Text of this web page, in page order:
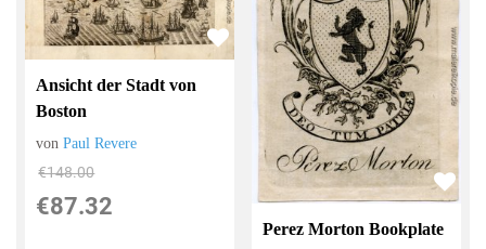
Ansicht der Stadt von
Boston
vonPaul Revere
€148.00
€87.32
Perez Morton Bookplate